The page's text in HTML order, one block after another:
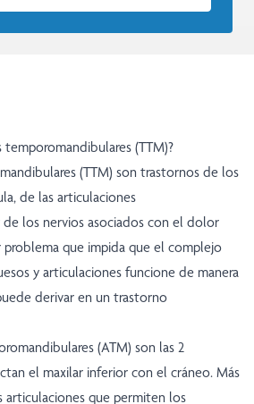
(TTM)?
(TTM) son trastornos de los
de las articulaciones
los nervios asociados con el dolor
problema que impida que el complejo
y articulaciones funcione de manera
derivar en un trastorno
(ATM) son las 2
el maxilar inferior con el cráneo. Más
articulaciones que permiten los